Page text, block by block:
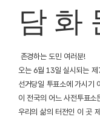
담 화
존경하는 도민 여러분!
오는 6월 13일 실시되는 제
선거당일 투표소에 가시기
이 전국의 어느 사전투표
우리의 삶의 터전인 이 곳